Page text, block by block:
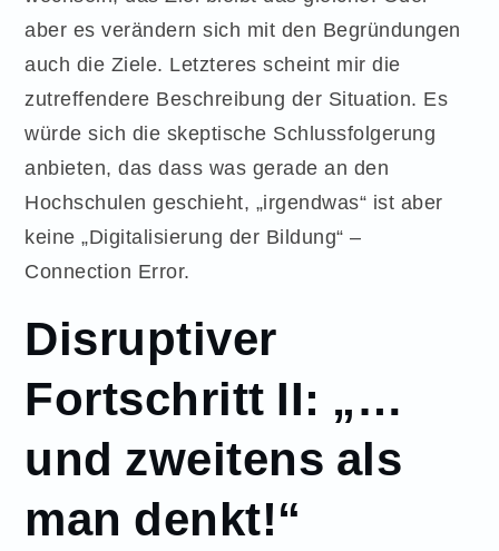
aber es verändern sich mit den Begründungen
auch die Ziele. Letzteres scheint mir die
zutreffendere Beschreibung der Situation. Es
würde sich die skeptische Schlussfolgerung
anbieten, das dass was gerade an den
Hochschulen geschieht, „irgendwas“ ist aber
keine „Digitalisierung der Bildung“ –
Connection Error.
Disruptiver
Fortschritt II: „…
und zweitens als
man denkt!“